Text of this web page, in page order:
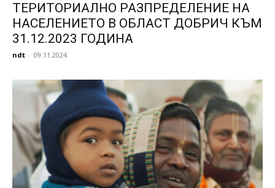
ТЕРИТОРИАЛНО РАЗПРЕДЕЛЕНИЕ НА
НАСЕЛЕНИЕТО В ОБЛАСТ ДОБРИЧ КЪМ
31.12.2023 ГОДИНА
ndt - 09.11.2024